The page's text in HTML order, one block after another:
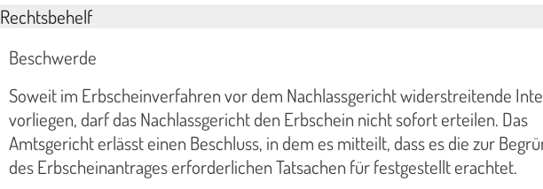
Rechtsbehelf
Beschwerde
Soweit im Erbscheinverfahren vor dem Nachlassgericht widerstreitende
vorliegen, darf das Nachlassgericht den Erbschein nicht sofort erteilen. Das
Amtsgericht erlässt einen Beschluss, in dem es mitteilt, dass es die zur
des Erbscheinantrages erforderlichen Tatsachen für festgestellt erachtet.